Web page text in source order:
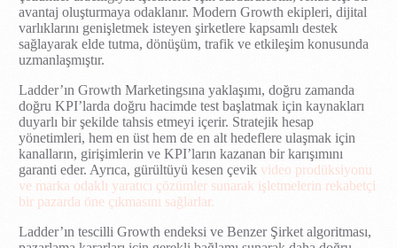
avantaj oluşturmaya odaklanır. Modern Growth ekipleri, dijital
varlıklarını genişletmek isteyen şirketlere kapsamlı destek
sağlayarak elde tutma, dönüşüm, trafik ve etkileşim konusunda
uzmanlaşmıştır.
Ladder’ın Growth Marketingsına yaklaşımı, doğru zamanda
doğru KPI’larda doğru hacimde test başlatmak için kaynakları
duyarlı bir şekilde tahsis etmeyi içerir. Stratejik hesap
yönetimleri, hem en üst hem de en alt hedeflere ulaşmak için
kanalların, girişimlerin ve KPI’ların kazanan bir karışımını
garanti eder. Ayrıca, gürültüyü kesen çevik video prodüksiyonu
ve marka odaklı yaratıcı çözümler sunarak işletmelerin rekabetçi
bir pazarda öne çıkmasını sağlarlar.
Ladder’ın tescilli Growth endeksi ve Benzer Şirket algoritması,